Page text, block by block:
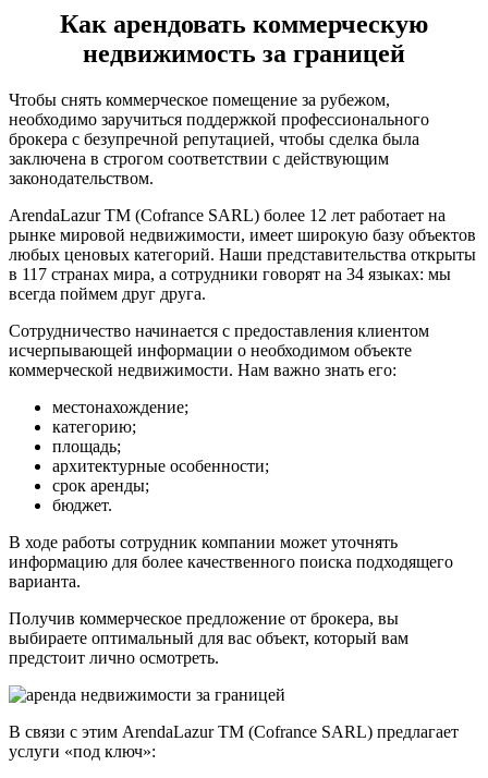
Как арендовать коммерческую
недвижимость за границей
Чтобы снять коммерческое помещение за рубежом,
необходимо заручиться поддержкой профессионального
брокера с безупречной репутацией, чтобы сделка была
заключена в строгом соответствии с действующим
законодательством.
ArendaLazur TM (Cofrance SARL) более 12 лет работает на
рынке мировой недвижимости, имеет широкую базу объектов
любых ценовых категорий. Наши представительства открыты
в 117 странах мира, а сотрудники говорят на 34 языках: мы
всегда поймем друг друга.
Сотрудничество начинается с предоставления клиентом
исчерпывающей информации о необходимом объекте
коммерческой недвижимости. Нам важно знать его:
местонахождение;
категорию;
площадь;
архитектурные особенности;
срок аренды;
бюджет.
В ходе работы сотрудник компании может уточнять
информацию для более качественного поиска подходящего
варианта.
Получив коммерческое предложение от брокера, вы
выбираете оптимальный для вас объект, который вам
предстоит лично осмотреть.
В связи с этим ArendaLazur TM (Cofrance SARL) предлагает
услуги «под ключ»: